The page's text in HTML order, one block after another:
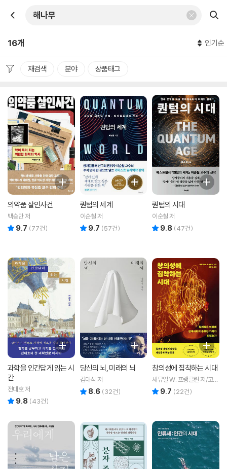
16개 인기순
재검색 분야 상품태그
의약품 살인사건
백승만 저
9.7 (77건)
퀀텀의 세계
이순칠 저
9.7 (57건)
퀀텀의 시대
이순칠 저
9.8 (47건)
과학을 인간답게 읽는 시
간
전대호 저
9.8 (43건)
당신의 뇌, 미래의 뇌
김대식 저
8.6 (32건)
창의성에 집착하는 시대
새뮤얼 W. 프랭클린 저/고현
석 역9.7 (22건)